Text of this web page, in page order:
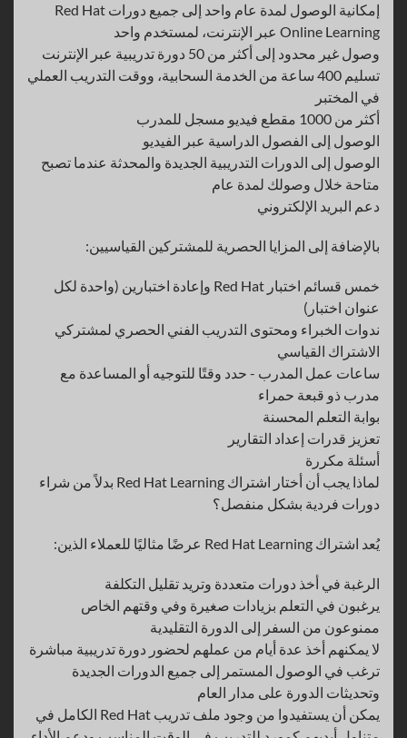
إمكانية الوصول لمدة عام واحد إلى جميع دورات Red Hat
Online Learning عبر الإنترنت، لمستخدم واحد
وصول غير محدود إلى أكثر من 50 دورة تدريبية عبر الإنترنت
تسليم 400 ساعة من الخدمة السحابية، ووقت التدريب العملي
في المختبر
أكثر من 1000 مقطع فيديو مسجل للمدرب
الوصول إلى الفصول الدراسية عبر الفيديو
الوصول إلى الدورات التدريبية الجديدة والمحدثة عندما تصبح
متاحة خلال وصولك لمدة عام
دعم البريد الإلكتروني
بالإضافة إلى المزايا الحصرية للمشتركين القياسيين:
خمس قسائم اختبار Red Hat وإعادة اختبارين (واحدة لكل
عنوان اختبار)
ندوات الخبراء ومحتوى التدريب الفني الحصري لمشتركي
الاشتراك القياسي
ساعات عمل المدرب - حدد وقتًا للتوجيه أو المساعدة مع
مدرب ذو قبعة حمراء
بوابة التعلم المحسنة
تعزيز قدرات إعداد التقارير
أسئلة مكررة
لماذا يجب أن أختار اشتراك Red Hat Learning بدلاً من شراء
دورات فردية بشكل منفصل؟
يُعد اشتراك Red Hat Learning عرضًا مثاليًا للعملاء الذين:
الرغبة في أخذ دورات متعددة وتريد تقليل التكلفة
يرغبون في التعلم بزيادات صغيرة وفي وقتهم الخاص
ممنوعون من السفر إلى الدورة التقليدية
لا يمكنهم أخذ عدة أيام من عملهم لحضور دورة تدريبية مباشرة
ترغب في الوصول المستمر إلى جميع الدورات الجديدة
وتحديثات الدورة على مدار العام
يمكن أن يستفيدوا من وجود ملف تدريب Red Hat الكامل في